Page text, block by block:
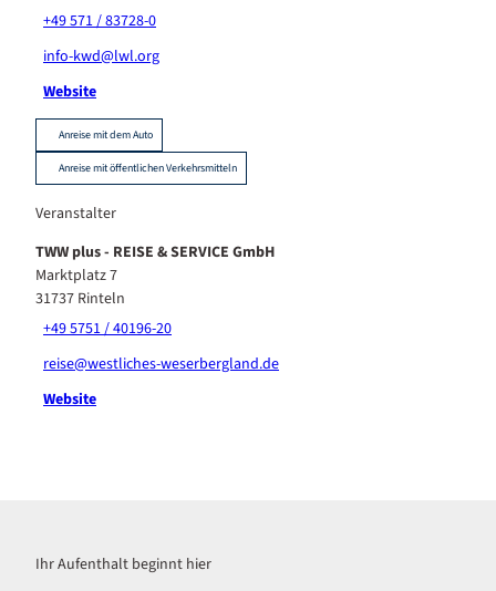
+49 571 / 83728-0
info-kwd@lwl.org
Website
Anreise mit dem Auto
Anreise mit öffentlichen Verkehrsmitteln
Veranstalter
TWW plus - REISE & SERVICE GmbH
Marktplatz 7
31737 Rinteln
+49 5751 / 40196-20
reise@westliches-weserbergland.de
Website
Ihr Aufenthalt beginnt hier